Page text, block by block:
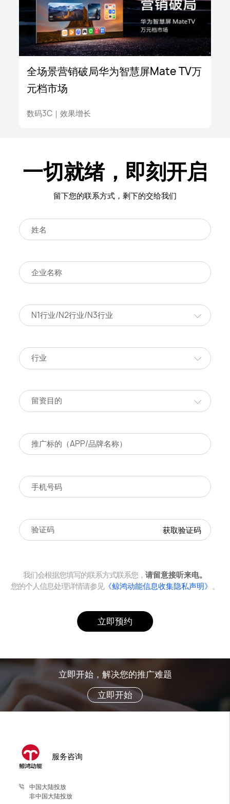
全场景营销破局华为智慧屏Mate TV万
元档市场
数码3C ｜效果增长
一切就绪，即刻开启
留下您的联系方式，剩下的交给我们
N1行业/N2行业/N3行业
行业
留资目的
获取验证码
我们会根据您填写的联系方式联系您， 请留意接听来电。
您的个人信息处理详情请参见《鲸鸿动能信息收集隐私声明》 。
立即预约
立即开始，解决您的推广难题
立即开始
服务咨询
中国大陆投放
非中国大陆投放